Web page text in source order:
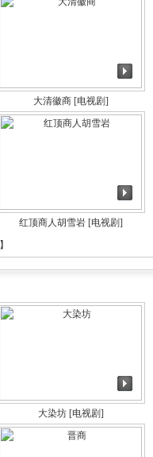
大清徽商[电视剧]
红顶商人胡雪岩[电视剧]
】
大染坊[电视剧]